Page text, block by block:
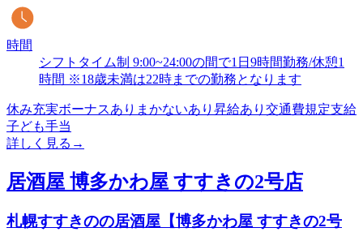
時間
シフトタイム制 9:00~24:00の間で1日9時間勤務/休憩1
時間 ※18歳未満は22時までの勤務となります
休み充実ボーナスあり まかないあり 昇給あり 交通費規定支給
子ども手当
詳しく見る →
居酒屋 博多かわ屋 すすきの2号店
札幌すすきのの居酒屋【博多かわ屋 すすきの2号